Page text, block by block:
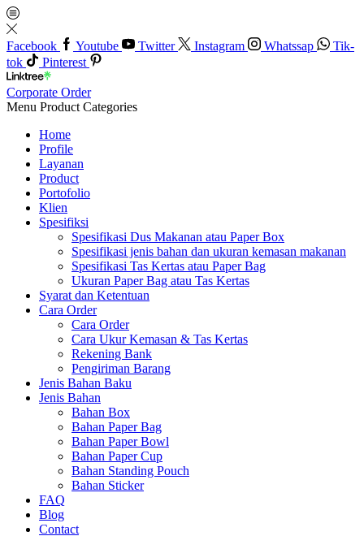
Facebook Youtube Twitter Instagram Whatssap
Tik-
tok
Pinterest
Corporate Order
Menu Product Categories
Home
Profile
Layanan
Product
Portofolio
Klien
Spesifiksi
Spesifikasi Dus Makanan atau Paper Box
Spesifikasi jenis bahan dan ukuran kemasan makanan
Spesifikasi Tas Kertas atau Paper Bag
Ukuran Paper Bag atau Tas Kertas
Syarat dan Ketentuan
Cara Order
Cara Order
Cara Ukur Kemasan & Tas Kertas
Rekening Bank
Pengiriman Barang
Jenis Bahan Baku
Jenis Bahan
Bahan Box
Bahan Paper Bag
Bahan Paper Bowl
Bahan Paper Cup
Bahan Standing Pouch
Bahan Sticker
FAQ
Blog
Contact